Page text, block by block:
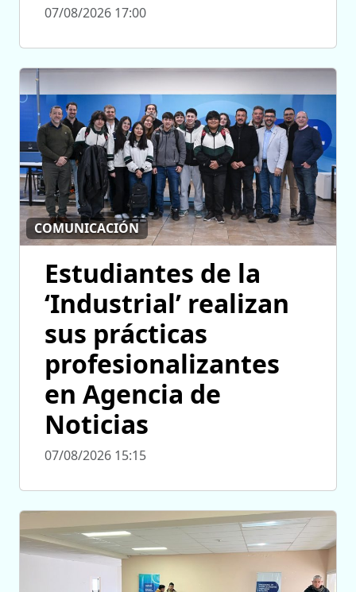
07/08/2026 17:00
COMUNICACIÓN
Estudiantes de la
‘Industrial’ realizan
sus prácticas
profesionalizantes
en Agencia de
Noticias
07/08/2026 15:15